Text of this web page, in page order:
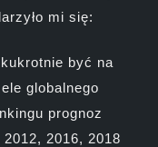
mi się:
być na
globalnego
prognoz
2016, 2018